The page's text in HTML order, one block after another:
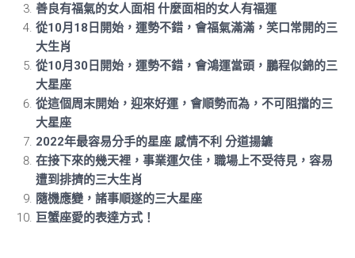
善良有福氣的女人面相 什麼面相的女人有福運
從10月18日開始，運勢不錯，會福氣滿滿，笑口常開的三
大生肖
從10月30日開始，運勢不錯，會鴻運當頭，鵬程似錦的三
大星座
從這個周末開始，迎來好運，會順勢而為，不可阻擋的三
大星座
2022年最容易分手的星座 感情不利 分道揚鑣
在接下來的幾天裡，事業運欠佳，職場上不受待見，容易
遭到排擠的三大生肖
隨機應變，諸事順遂的三大星座
巨蟹座愛的表達方式！